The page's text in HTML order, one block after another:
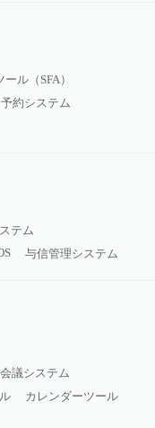
ル（SFA）
予約システム
テム
与信管理システム
議システム
カレンダーツール